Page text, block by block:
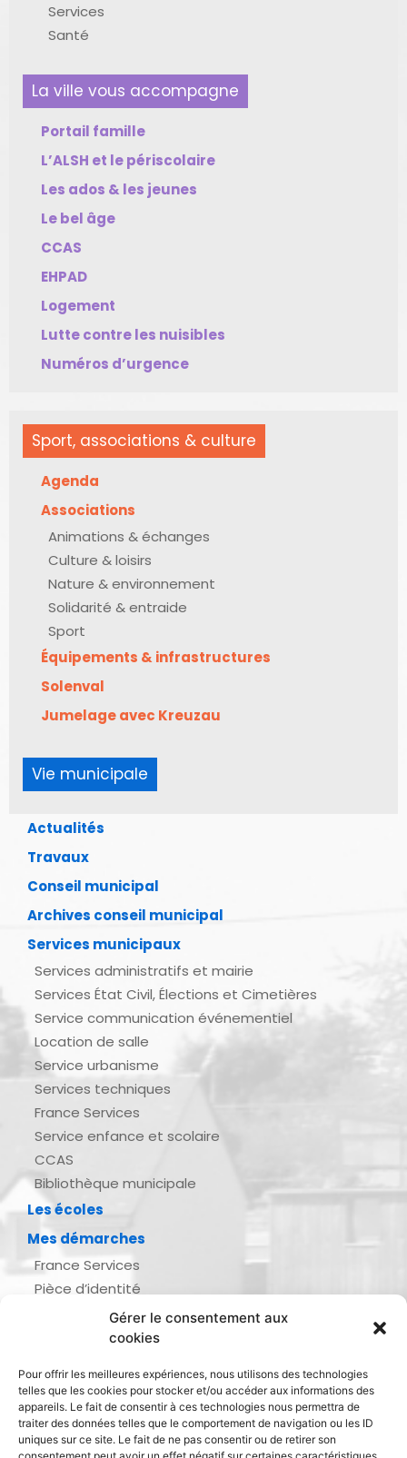
Gérer le consentement aux
cookies
Pour offrir les meilleures expériences, nous utilisons des technologies
telles que les cookies pour stocker et/ou accéder aux informations des
appareils. Le fait de consentir à ces technologies nous permettra de
traiter des données telles que le comportement de navigation ou les ID
uniques sur ce site. Le fait de ne pas consentir ou de retirer son
Services
Santé
La ville vous accompagne
Portail famille
L’ALSH et le périscolaire
Les ados & les jeunes
Le bel âge
CCAS
EHPAD
Logement
Lutte contre les nuisibles
Numéros d’urgence
Sport, associations & culture
Agenda
Associations
Animations & échanges
Culture & loisirs
Nature & environnement
Solidarité & entraide
Sport
Équipements & infrastructures
Solenval
Jumelage avec Kreuzau
Vie municipale
Actualités
Travaux
Conseil municipal
Archives conseil municipal
Services municipaux
Services administratifs et mairie
Services État Civil, Élections et Cimetières
Service communication événementiel
Location de salle
Service urbanisme
Services techniques
France Services
Service enfance et scolaire
CCAS
Bibliothèque municipale
Les écoles
Mes démarches
France Services
Pièce d’identité
Demande d’actes d’état civil
Inscription listes électorales
Recensement militaire
Le journal de ma ville